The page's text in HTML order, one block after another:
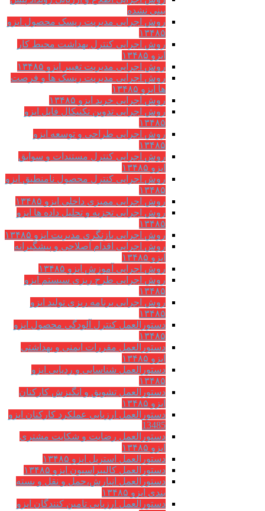
بینی نشده
روش اجرایی مدیریت ریسک محصول ایزو
۱۳۴۸۵
روش اجرایی کنترل بهداشت محیط کار
ایزو ۱۳۴۸۵
روش اجرایی مدیریت تغییر ایزو ۱۳۴۸۵
روش اجرایی مدیریت ریسک ها و فرصت
ها ایزو ۱۳۴۸۵
روش اجرایی خرید ایزو ۱۳۴۸۵
روش اجرایی تدوین تکنیکال فایل ایزو
۱۳۴۸۵
روش اجرایی طراحی و توسعه ایزو
۱۳۴۸۵
روش اجرایی کنترل مستندات و سوابق
ایزو ۱۳۴۸۵
روش اجرایی کنترل محصول نامنطبق ایزو
۱۳۴۸۵
روش اجرایی ممیزی داخلی ایزو ۱۳۴۸۵
روش اجرایی تجزیه و تحلیل داده ها ایزو
۱۳۴۸۵
روش اجرایی بازنگری مدیریت ایزو ۱۳۴۸۵
روش اجرایی اقدام اصلاحی و پیشگیرانه
ایزو ۱۳۴۸۵
روش اجرایی آموزش ایزو ۱۳۴۸۵
روش اجرایی طرح ریزی سیستم ایزو
۱۳۴۸۵
روش اجرایی برنامه ریزی تولید ایزو
۱۳۴۸۵
دستورالعمل کنترل آلودگی محصول ایزو
۱۳۴۸۵
دستورالعمل مقررات ایمنی و بهداشتی
ایزو ۱۳۴۸۵
دستورالعمل شناسایی و ردیابی ایزو
۱۳۴۸۵
دستورالعمل تشویق و انگیزش کارکنان
ایزو ۱۳۴۸۵
دستورالعمل ارزیابی عملکرد کارکنان ایزو
13485
دستورالعمل رضایت و شکایت مشتری
ایزو ۱۳۴۸۵
دستورالعمل استریل ایزو ۱۳۴۸۵
دستورالعمل کالیبراسیون ایزو ۱۳۴۸۵
دستورالعمل انبارش،حمل و نقل و بسته
بندی ایزو ۱۳۴۸۵
دستورالعمل ارزیابی تامین کنندگان ایزو